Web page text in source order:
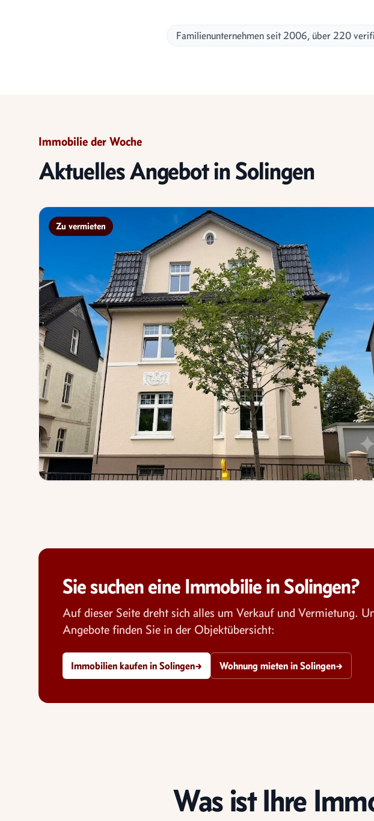
Familienunternehmen seit 2006, über 220
Immobilie der Woche
Aktuelles Angebot in Solingen
Zu vermieten
Sie suchen eine Immobilie in Solingen?
Auf dieser Seite dreht sich alles um Verkauf und Vermietung.
Angebote finden Sie in der Objektübersicht:
Immobilien kaufen in Solingen→ Wohnung mieten in Solingen→
Was ist Ihre